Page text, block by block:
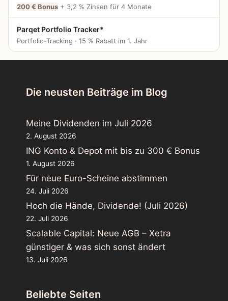
200 € Bonus + 3,2 % Zinsen für 4 Monate
Parqet Portfolio Tracker*
Portfolio-Tracking · 15 % Rabatt im 1. Jahr
Die neusten Beiträge im Blog
Meine Dividenden im Juli 2026
2. August 2026
ING Konto & Depot mit bis zu 300 € Bonus
1. August 2026
Für neue Euro-Scheine abstimmen
24. Juli 2026
Hoch die Hände, Dividende! (Juli 2026)
22. Juli 2026
Scalable Capital: Neue AGB – Xetra
günstiger & was sich sonst ändert
13. Juli 2026
Beliebte Seiten